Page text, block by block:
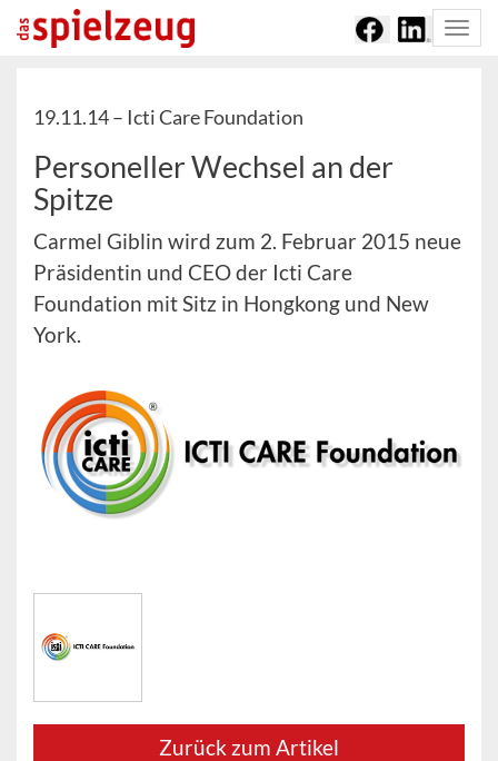
19.11.14 – Icti Care Foundation
Personeller Wechsel an der
Spitze
Carmel Giblin wird zum 2. Februar 2015 neue
Präsidentin und CEO der Icti Care
Foundation mit Sitz in Hongkong und New
York.
Zurück zum Artikel